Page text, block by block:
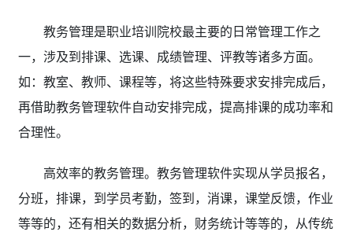
教务管理是职业培训院校最主要的日常管理工作之
一，涉及到排课、选课、成绩管理、评教等诸多方面。
如：教室、教师、课程等，将这些特殊要求安排完成后，
再借助教务管理软件自动安排完成，提高排课的成功率和
合理性。
高效率的教务管理。教务管理软件实现从学员报名，
分班，排课，到学员考勤，签到，消课，课堂反馈，作业
等等的，还有相关的数据分析，财务统计等等的，从传统